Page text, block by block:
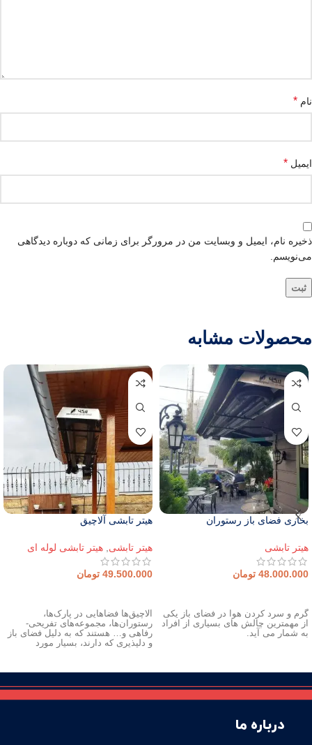
نام *
ایمیل *
ذخیره نام، ایمیل و وبسایت من در مرورگر برای زمانی که دوباره دیدگاهی
می‌نویسم.
محصولات مشابه
بخاری فضای باز رستوران
هیتر تابشی
48.000.000 تومان
گرم و سرد کردن هوا در فضای باز یکی
از مهمترین چالش های بسیاری از افراد
به شمار می آید.
هیتر تابشی آلاچیق
هیتر تابشی هیتر تابشی لوله ای
49.500.000 تومان
آلاچیق‌ها فضاهایی در پارک‌ها،
رستوران‌ها، مجموعه‌های تفریحی-
رفاهی و… هستند که به دلیل فضای باز
و دلپذیری که دارند، بسیار مورد
درباره ما